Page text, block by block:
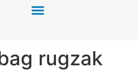
rugzak